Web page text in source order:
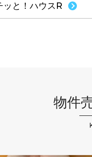
ッと！ハウスR
物件